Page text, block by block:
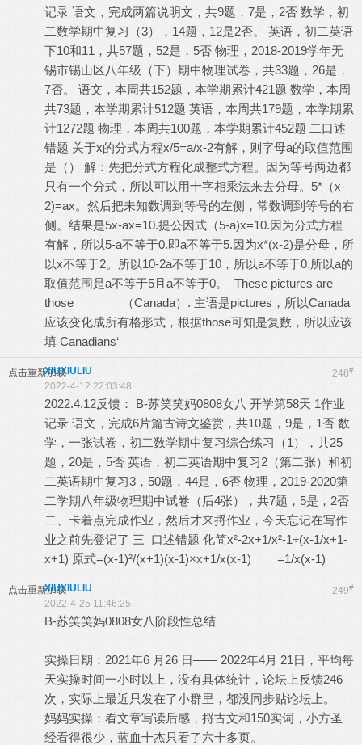
记录 语文，完成两篇说明文，共9题，7是，2否 数学，初
二数学期中复习（3），14题，12是2否。 英语，初二英语
下10和11，共57题，52是，5否 物理，2018-2019学年无
锡市锡山区八年级（下）期中物理试卷，共33题，26是，
7否。 语文，本周共152题，本学期累计421题 数学，本周
共73题，本学期累计512题 英语，本周共179题，本学期累
计1272题 物理，本周共100题，本学期累计452题 二口述
错题 关于x的分式方程x/5=a/x-2有解，则字母a的取值范围
是（） 解：先把分式方程化成整式方程。因为等号两边都
只有一个分式，所以可以用十字相乘法来去分母。5*（x-
2)=ax。然后把未知数调到等号的左侧，常数调到等号的右
侧。结果是5x-ax=10.提公因式（5-a)x=10.因为分式方程
有解，所以5-a不等于0.即a不等于5.因为x*(x-2)是分母，所
以x不等于2。所以10-2a不等于10，所以a不等于0.所以a的
取值范围是a不等于5且a不等于0。 These pictures are
those （Canada）. 主语是pictures，所以Canada
应该变化成所有格形式，根据those可知是复数，所以应该
填 Canadians‘
点击重新加载 248#
XIUXIULIU
2022-4-12 22:03:48
2022.4.12反馈： B-苏笑笑妈0808女八 开学第58天 1作业
记录 语文，完成6片篇古诗文鉴赏，共10题，9是，1否 数
学，一张试卷，初二数学期中复习综合练习（1），共25
题，20是，5否 英语，初二英语期中复习2（第二张）和初
二英语期中复习3，50题，44是，6否 物理，2019-2020第
二学期八年级物理期中试卷（后4张），共7题，5是，2否
二、卡着点完成作业，然后才来捋作业，今天忘记在写作
业之前先登记了 三 口述错题 化简x²-2x+1/x²-1÷(x-1/x+1-
x+1) 原式=(x-1)²/(x+1)(x-1)×x+1/x(x-1) =1/x(x-1)
点击重新加载 249#
XIUXIULIU
2022-4-25 11:46:25
B-苏笑笑妈0808女八阶段性总结
实操日期：2021年6 月26 日—— 2022年4月 21日，平均每
天实操时间一小时以上，没有具体统计，论坛上反馈246
次，实际上最近只发在了小群里，都没同步贴论坛上。
妈妈实操：看文章写读后感，捋古文和150实词，小方圣
经看得很少，蓝血十杰只看了六十多页。